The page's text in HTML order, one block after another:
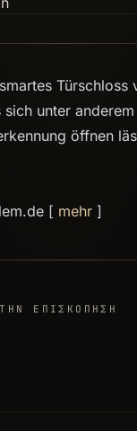
Türschloss
unter
öffnen
[ mehr ]
ΕΠΙΣΚΌΠΗΣΗ